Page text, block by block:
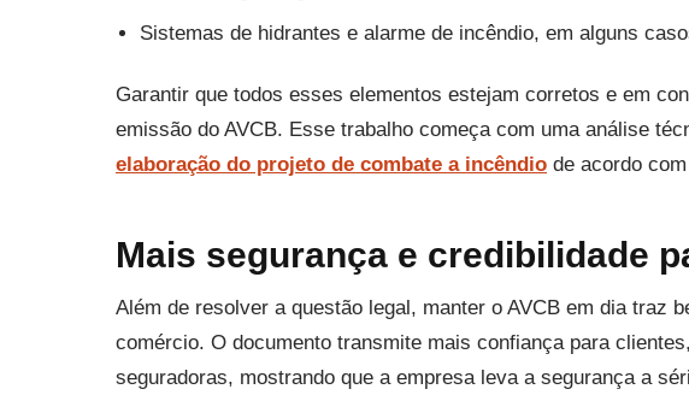
Sistemas de hidrantes e alarme de incêndio, em alguns
Garantir que todos esses elementos estejam corretos e em
emissão do AVCB. Esse trabalho começa com uma análise
elaboração do projeto de combate a incêndio de acordo
Mais segurança e credibilidade
Além de resolver a questão legal, manter o AVCB em dia traz
comércio. O documento transmite mais confiança para
seguradoras, mostrando que a empresa leva a segurança a